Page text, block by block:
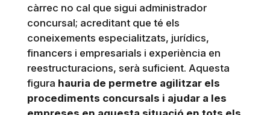
càrrec no cal que sigui administrador
concursal; acreditant que té els
coneixements especialitzats, jurídics,
financers i empresarials i experiència en
reestructuracions, serà suficient. Aquesta
figura hauria de permetre agilitzar els
procediments concursals i ajudar a les